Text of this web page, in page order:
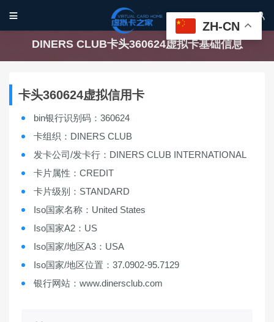
 
DINERS CLUB卡头360624虚拟卡基础信息
卡头360624虚拟信用卡
bin银行识别码：360624
卡组织：DINERS CLUB
发卡公司/发卡行：DINERS CLUB INTERNATIONAL
卡片属性：CREDIT
卡片级别：STANDARD
Iso国家名称：United States
Iso国家A2：US
Iso国家/地区A3：USA
Iso国家/地区位置：37.0902-95.7129
银行网站：www.dinersclub.com
ZH-CN